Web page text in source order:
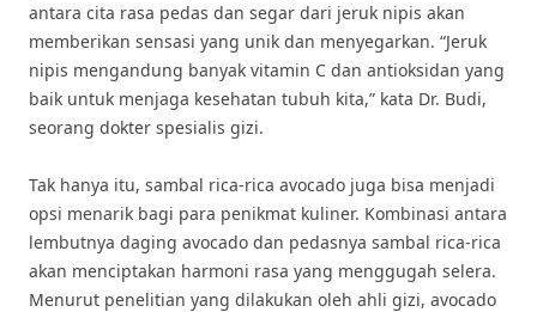
antara cita rasa pedas dan segar dari jeruk nipis akan
memberikan sensasi yang unik dan menyegarkan. “Jeruk
nipis mengandung banyak vitamin C dan antioksidan yang
baik untuk menjaga kesehatan tubuh kita,” kata Dr. Budi,
seorang dokter spesialis gizi.
Tak hanya itu, sambal rica-rica avocado juga bisa menjadi
opsi menarik bagi para penikmat kuliner. Kombinasi antara
lembutnya daging avocado dan pedasnya sambal rica-rica
akan menciptakan harmoni rasa yang menggugah selera.
Menurut penelitian yang dilakukan oleh ahli gizi, avocado